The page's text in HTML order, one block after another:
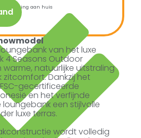
& levering aan huis
van het luxe
4 Seasons Outdoor
natuurlijke uitstraling
zitcomfort. Dankzij het
gecertificeerde
en het verfijnde
een stijlvolle
luxe terras.
wordt volledig